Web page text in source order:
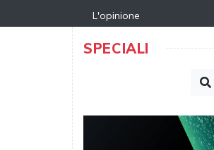
L'opinione
SPECIALI